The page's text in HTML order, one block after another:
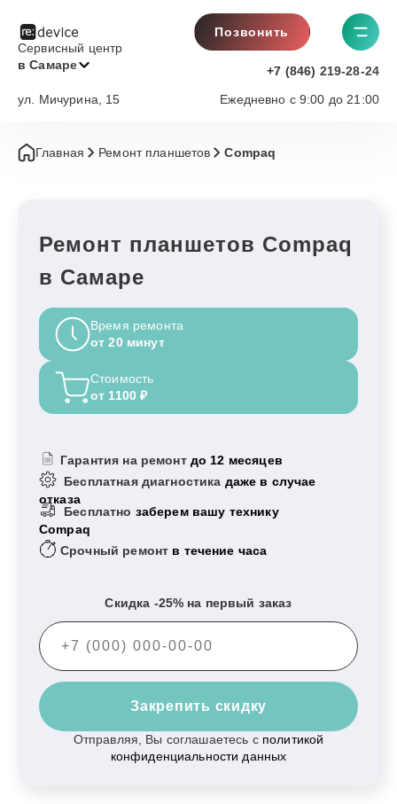
Сервисный центр
в Самаре
Позвонить
+7 (846) 219-28-24
Ежедневно с 9:00 до 21:00
ул. Мичурина, 15
Главная Ремонт планшетов Compaq
Ремонт планшетов Compaq
в Самаре
Время ремонта
от 20 минут
Стоимость
от 1100 ₽
Гарантия на ремонт до 12 месяцев
Бесплатная диагностика даже в случае
отказа
Бесплатно заберем вашу технику
Compaq
Срочный ремонт в течение часа
Скидка -25% на первый заказ
Закрепить скидку
Отправляя, Вы соглашаетесь с политикой
конфиденциальности данных